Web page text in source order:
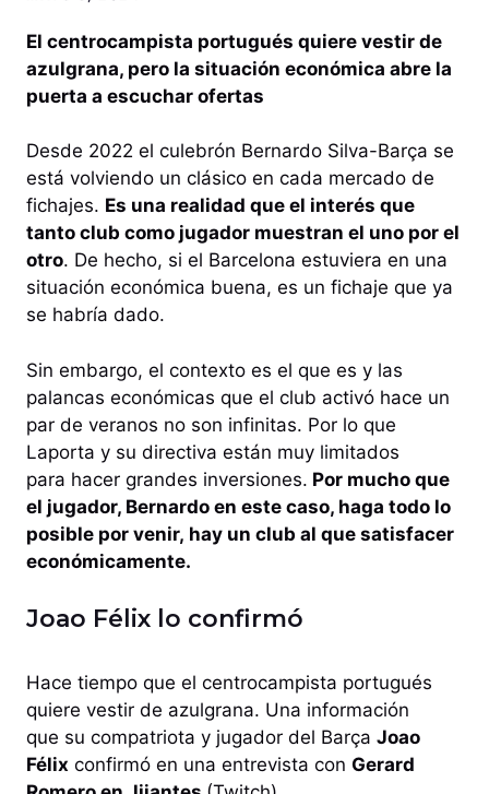
El centrocampista portugués quiere vestir de
azulgrana, pero la situación económica abre la
puerta a escuchar ofertas
Desde 2022 el culebrón Bernardo Silva-Barça se
está volviendo un clásico en cada mercado de
fichajes. Es una realidad que el interés que
tanto club como jugador muestran el uno por el
otro. De hecho, si el Barcelona estuviera en una
situación económica buena, es un fichaje que ya
se habría dado.
Sin embargo, el contexto es el que es y las
palancas económicas que el club activó hace un
par de veranos no son infinitas. Por lo que
Laporta y su directiva están muy limitados
para hacer grandes inversiones. Por mucho que
el jugador, Bernardo en este caso, haga todo lo
posible por venir, hay un club al que satisfacer
económicamente.
Joao Félix lo confirmó
Hace tiempo que el centrocampista portugués
quiere vestir de azulgrana. Una información
que su compatriota y jugador del Barça Joao
Félix confirmó en una entrevista con Gerard